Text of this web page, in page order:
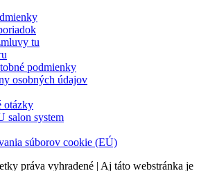
tu
podmienky
osobných údajov
otázky
salon system
súborov cookie (EÚ)
práva vyhradené | Aj táto webstránka je